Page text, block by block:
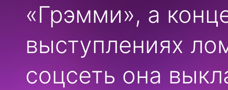
«Грэмми», а
выступлениях
соцсеть она